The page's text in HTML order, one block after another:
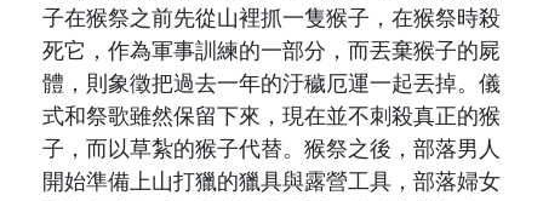
子在猴祭之前先從山裡抓一隻猴子，在猴祭時殺
死它，作為軍事訓練的一部分，而丟棄猴子的屍
體，則象徵把過去一年的汙穢厄運一起丟掉。儀
式和祭歌雖然保留下來，現在並不刺殺真正的猴
子，而以草紮的猴子代替。猴祭之後，部落男人
開始準備上山打獵的獵具與露營工具，部落婦女